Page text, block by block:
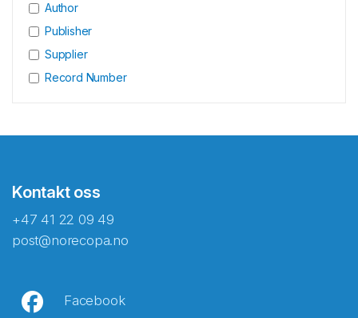
Author
Publisher
Supplier
Record Number
Kontakt oss
+47 41 22 09 49
post@norecopa.no
Facebook